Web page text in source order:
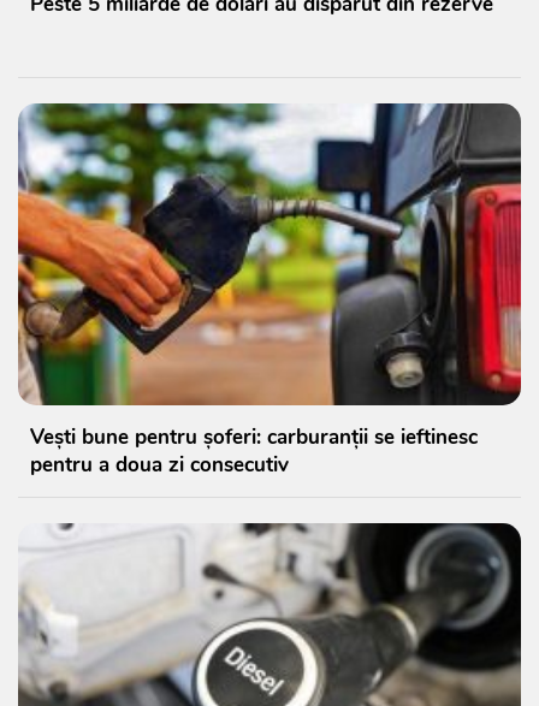
Vești bune pentru șoferi: carburanții se ieftinesc
pentru a doua zi consecutiv